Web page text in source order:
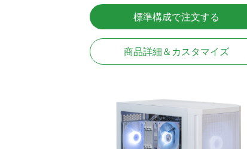
標準構成で注文する
商品詳細＆カスタマイズ